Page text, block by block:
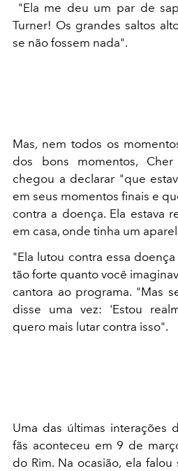
"Ela me deu um par de
Turner! Os grandes saltos
se não fossem nada".
Mas, nem todos os
dos bons momentos,
chegou a declarar "que
em seus momentos finais e
contra a doença. Ela estava
em casa, onde tinha um
"Ela lutou contra essa
tão forte quanto você
cantora ao programa. "Mas
disse uma vez: 'Estou
quero mais lutar contra isso".
Uma das últimas interações
fãs aconteceu em 9 de
do Rim. Na ocasião, ela